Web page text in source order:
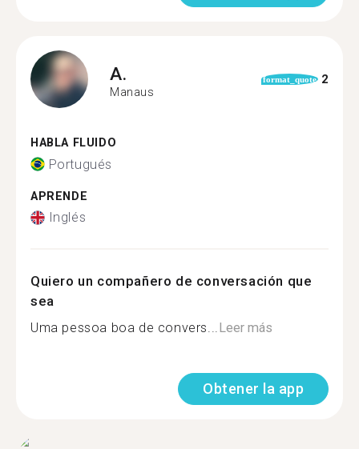
A.
Manaus
format_quote 2
HABLA FLUIDO
Portugués
APRENDE
Inglés
Quiero un compañero de conversación que
sea
Uma pessoa boa de convers...Leer más
Obtener la app